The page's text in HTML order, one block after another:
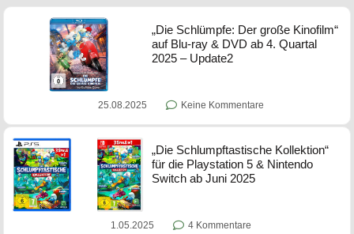
„Die Schlümpfe: Der große Kinofilm“
auf Blu-ray & DVD ab 4. Quartal
2025 – Update2
25.08.2025 Keine Kommentare
„Die Schlumpftastische Kollektion“
für die Playstation 5 & Nintendo
Switch ab Juni 2025
1.05.2025 4 Kommentare